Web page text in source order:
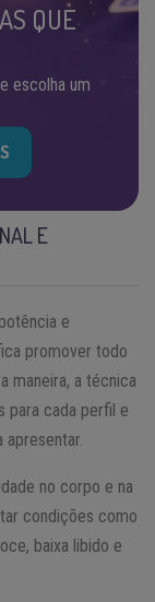
QUE
escolha um
E
e
promover todo
maneira, a técnica
para cada perfil e
no corpo e na
condições como
baixa libido e